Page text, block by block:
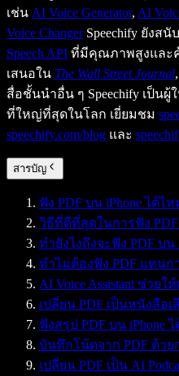
เช่น AI Voice Generator, AI
Voice ChangerSpeechify ยังส
Speech API ที่มีคุณภาพสูงและ
เสนอใน The Wall Street Journal,
สื่อชั้นนำอื่น ๆ Speechify เป็น
ที่ใหญ่ที่สุดในโลก เยี่ยมชม
speechify.com/blog และ
สารบัญ
ฟัง PDF บน iPhone ได้ไห
วิธีที่ดีที่สุดในการฟัง PDF
ทำยังไงถึงจะฟัง PDF บน
ทำไมต้องฟัง PDF แทนก
AI Voice Assistant ช่วยใ
เปลี่ยน PDF เป็นหนังสือเ
ฟังสรุป PDF บน iPhone
บันทึกโน้ตจาก PDF ด้วย
เปลี่ยน PDF เป็น AI